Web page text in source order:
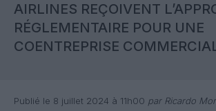
AIRLINES REÇOIVENT
RÉGLEMENTAIRE POUR UNE
COENTREPRISE
Publié le 8 juillet 2024 à 11h00 par Ricardo